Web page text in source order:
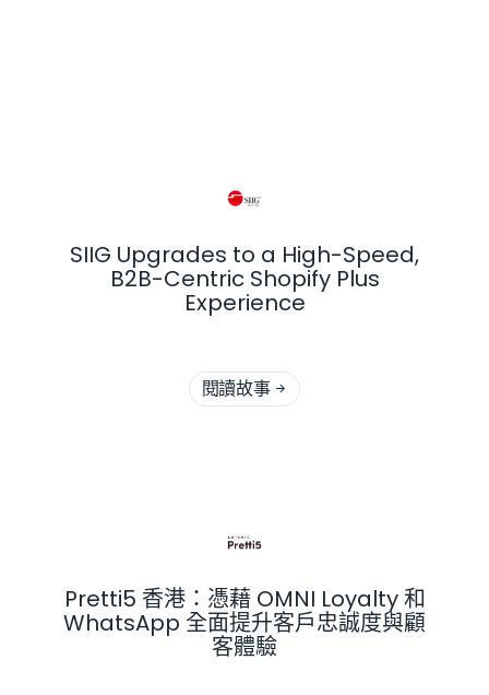
SIIG Upgrades to a High-Speed,
B2B-Centric Shopify Plus
Experience
閱讀故事 
Pretti5 香港：憑藉 OMNI Loyalty 和
WhatsApp 全面提升客戶忠誠度與顧
客體驗